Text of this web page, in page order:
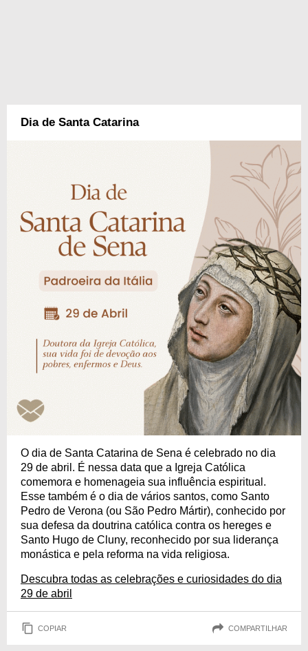
Dia de Santa Catarina
O dia de Santa Catarina de Sena é celebrado no dia
29 de abril. É nessa data que a Igreja Católica
comemora e homenageia sua influência espiritual.
Esse também é o dia de vários santos, como Santo
Pedro de Verona (ou São Pedro Mártir), conhecido por
sua defesa da doutrina católica contra os hereges e
Santo Hugo de Cluny, reconhecido por sua liderança
monástica e pela reforma na vida religiosa.
Descubra todas as celebrações e curiosidades do dia
29 de abril
COPIAR COMPARTILHAR